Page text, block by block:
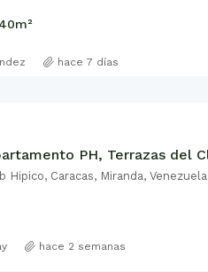
40m²
hace 7 días
Hipico, Caracas, Miranda, Venezuela
hace 2 semanas